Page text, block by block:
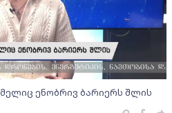
ენობრივ ბარიერს შლის